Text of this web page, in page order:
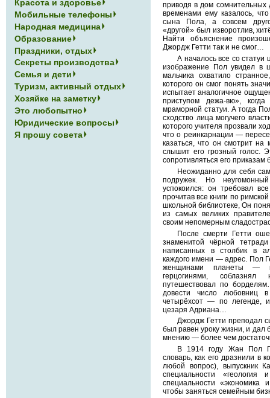
приводя в дом сомнительных
временами ему казалось,
сына Пола, а совсем
«другой» был изворотлив,
Найти объяснение
Джордж Гетти так и не смог…
А началось все со статуи
изображение Пол увидел в
мальчика охватило
которого он смог понять
испытает аналогичное
приступом дежа-вю»,
мраморной статуи. А тогда
сходство лица могучего
которого учителя прозвали
что о реинкарнации —
казаться, что он смотрит на
слышит его грозный голос.
сопротивляться его
Неожиданно для себя
подружек. Но
успокоился: он требовал
прочитав все книги по
школьной библиотеке, Он
из самых великих
своим непомерным
После смерти Гетти
знаменитой чёрной
написанных в столбик в
каждого имени — адрес. Пол
женщинами планеты —
герцогинями, соблазнял
путешествовал по
довести число любовниц
четырёхсот — по легенде,
цезаря Адриана…
Джордж Гетти преподал
был равен уроку жизни, и дал
мнению — более чем
В 1914 году Жан Пол
словарь, как его дразнили в
любой вопрос), выпускник
специальности
специальности «экономика
чтобы заняться семейным
Красота и здоровье
Мобильные телефоны
Народная медицина
Образование
Праздники, отдых
Секреты производства
Семья и дети
Туризм, активный отдых
Хозяйке на заметку
Это любопытно
Юридические вопросы
Я прошу совета